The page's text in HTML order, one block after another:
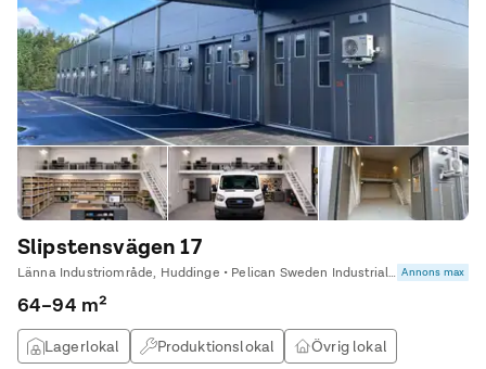
Slipstensvägen 17
Länna Industriområde, Huddinge • Pelican Sweden Industrial AB Annons max
64–94 m²
Lagerlokal Produktionslokal
Övrig lokal